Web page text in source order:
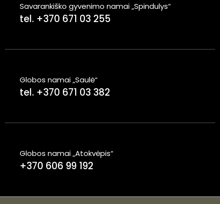
Savarankiško gyvenimo namai „Spindulys“
tel. +370 671 03 255
Globos namai „Saulė“
tel. +370 671 03 382
Globos namai „Atokvėpis“
+370 606 99 192